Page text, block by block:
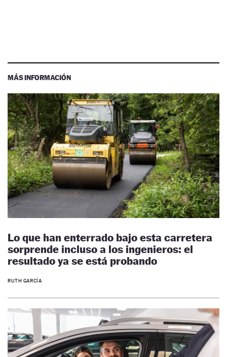
MÁS INFORMACIÓN
Lo que han enterrado bajo esta carretera
sorprende incluso a los ingenieros: el
resultado ya se está probando
RUTH GARCÍA